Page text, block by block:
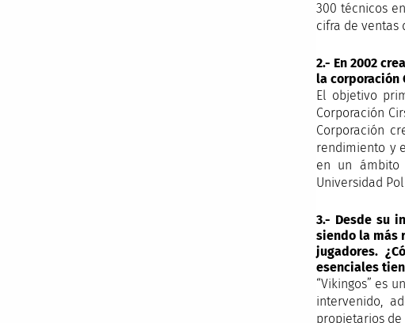
300 técnicos
cifra de ventas
2.- En 2002
la corporación
El objetivo
Corporación
Corporación
rendimiento y
en un ámbito
Universidad
3.- Desde su
siendo la más
jugadores.
esenciales
“Vikingos” es
intervenido,
propietarios